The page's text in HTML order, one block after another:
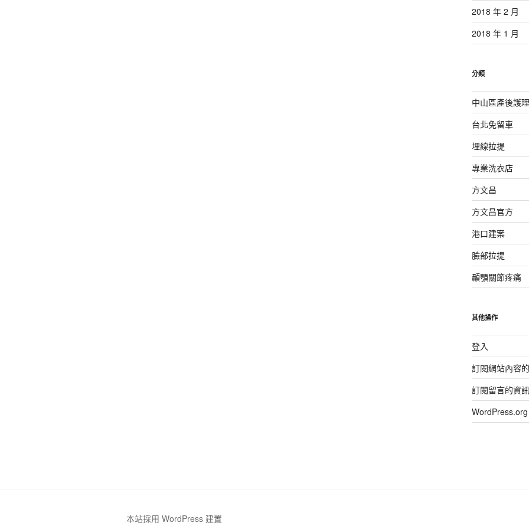
2018 年 2 月
2018 年 1 月
分類
中山區產後護
台北免留車
埋線拉提
專業洗衣店
方文昌
方文昌官方
港口建案
臉部拉提
顳顎關節疼痛
其他操作
登入
訂閱網站內容
訂閱留言的資
本站採用 WordPress 建置